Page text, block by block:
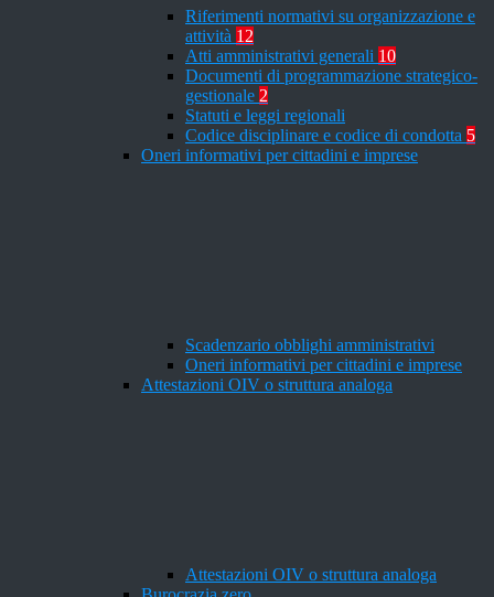
Riferimenti normativi su organizzazione e
attività 12
Atti amministrativi generali 10
Documenti di programmazione strategico-
gestionale 2
Statuti e leggi regionali
Codice disciplinare e codice di condotta 5
Oneri informativi per cittadini e imprese
Scadenzario obblighi amministrativi
Oneri informativi per cittadini e imprese
Attestazioni OIV o struttura analoga
Attestazioni OIV o struttura analoga